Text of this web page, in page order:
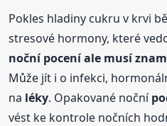
Pokles hladiny cukru v krvi
stresové hormony, které
nočnípoceníale musí
Může jít i o infekci,
na léky. Opakované noční
vést ke kontrole nočních